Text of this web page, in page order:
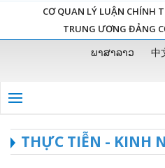
CƠ QUAN LÝ LUẬN CHÍNH
TRUNG ƯƠNG ĐẢNG
ພາສາລາວ 中
THỰC TIỄN - KINH